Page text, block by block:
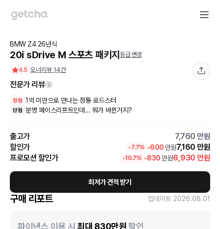
BMW Z4 26년식
20i sDrive M 스포츠 패키지 등급 변경
4.5 오너리뷰 14건
전문가 리뷰
장점 1억 미만으로 만나는 정통 로드스터
단점 분명 페이스리프트인데... 뭐가 바뀐거지?
출고가 7,760 만원
할인가
-7.7% -600 만원7,160 만원
프로모션 할인가
-10.7% -830 만원6,930 만원
최저가 견적 받기
구매 리포트 업데이트 2026.08.01
파이낸스 이용 시 최대 830만원 할인,